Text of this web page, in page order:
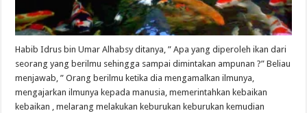
Habib Idrus bin Umar Alhabsy ditanya, ” Apa yang diperoleh ikan dari
seorang yang berilmu sehingga sampai dimintakan ampunan ?” Beliau
menjawab, ” Orang berilmu ketika dia mengamalkan ilmunya,
mengajarkan ilmunya kepada manusia, memerintahkan kebaikan
kebaikan , melarang melakukan keburukan keburukan kemudian